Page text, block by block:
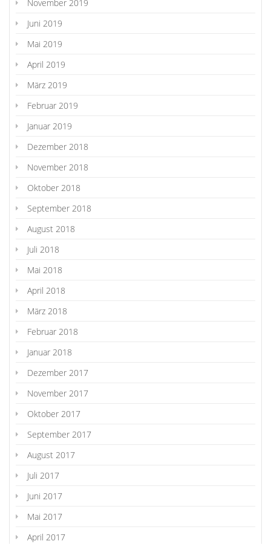
November 2019
Juni 2019
Mai 2019
April 2019
März 2019
Februar 2019
Januar 2019
Dezember 2018
November 2018
Oktober 2018
September 2018
August 2018
Juli 2018
Mai 2018
April 2018
März 2018
Februar 2018
Januar 2018
Dezember 2017
November 2017
Oktober 2017
September 2017
August 2017
Juli 2017
Juni 2017
Mai 2017
April 2017